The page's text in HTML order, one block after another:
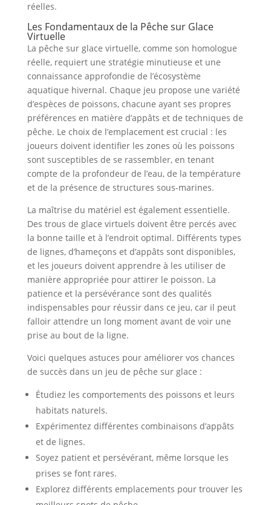
réelles.
Les Fondamentaux de la Pêche sur Glace
Virtuelle
La pêche sur glace virtuelle, comme son homologue
réelle, requiert une stratégie minutieuse et une
connaissance approfondie de l’écosystème
aquatique hivernal. Chaque jeu propose une variété
d’espèces de poissons, chacune ayant ses propres
préférences en matière d’appâts et de techniques de
pêche. Le choix de l’emplacement est crucial : les
joueurs doivent identifier les zones où les poissons
sont susceptibles de se rassembler, en tenant
compte de la profondeur de l’eau, de la température
et de la présence de structures sous-marines.
La maîtrise du matériel est également essentielle.
Des trous de glace virtuels doivent être percés avec
la bonne taille et à l’endroit optimal. Différents types
de lignes, d’hameçons et d’appâts sont disponibles,
et les joueurs doivent apprendre à les utiliser de
manière appropriée pour attirer le poisson. La
patience et la persévérance sont des qualités
indispensables pour réussir dans ce jeu, car il peut
falloir attendre un long moment avant de voir une
prise au bout de la ligne.
Voici quelques astuces pour améliorer vos chances
de succès dans un jeu de pêche sur glace :
Étudiez les comportements des poissons et leurs
habitats naturels.
Expérimentez différentes combinaisons d’appâts
et de lignes.
Soyez patient et persévérant, même lorsque les
prises se font rares.
Explorez différents emplacements pour trouver les